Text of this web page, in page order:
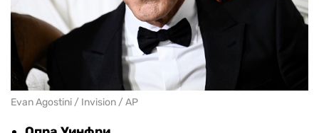
Evan Agostini / Invision / AP